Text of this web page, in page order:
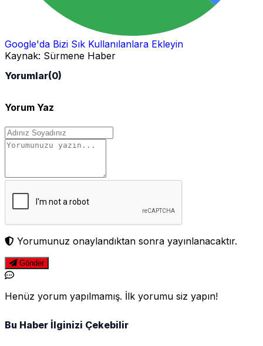
Google'da Bizi Sık Kullanılanlara Ekleyin
Kaynak: Sürmene Haber
Yorumlar(0)
Yorum Yaz
Yorumunuz onaylandıktan sonra yayınlanacaktır.
Gönder
Henüz yorum yapılmamış. İlk yorumu siz yapın!
Bu Haber İlginizi Çekebilir